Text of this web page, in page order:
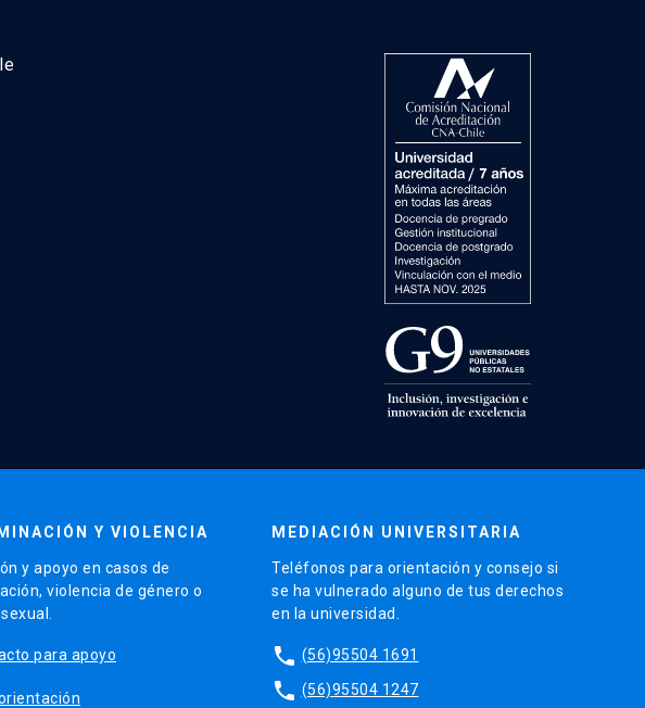
Y VIOLENCIA
y apoyo en casos de
violencia de género o
para apoyo
MEDIACIÓN UNIVERSITARIA
Teléfonos para orientación y consejo si
se ha vulnerado alguno de tus derechos
en la universidad.
phone (56)95504 1691
phone (56)95504 1247